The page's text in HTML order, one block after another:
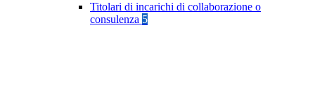
Titolari di incarichi di collaborazione o
consulenza 5